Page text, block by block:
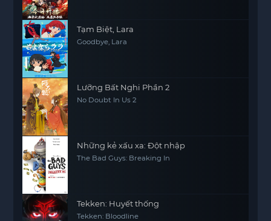
Tạm Biệt, Lara
Goodbye, Lara
Lưỡng Bất Nghi Phần 2
No Doubt In Us 2
Những kẻ xấu xa: Đột nhập
The Bad Guys: Breaking In
Tekken: Huyết thống
Tekken: Bloodline